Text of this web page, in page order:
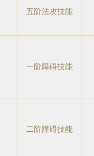
五阶法攻技能
一阶障碍技能
二阶障碍技能